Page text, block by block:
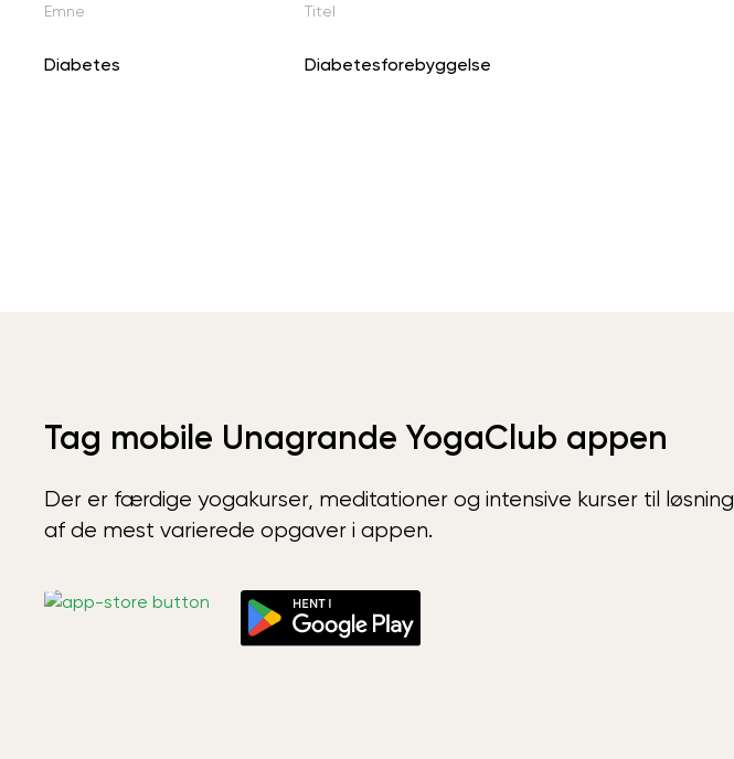
Emne Titel
Diabetes Diabetesforebyggelse
Tag mobile Unagrande YogaClub appen
Der er færdige yogakurser, meditationer og intensive kurser til løsning
af de mest varierede opgaver i appen.